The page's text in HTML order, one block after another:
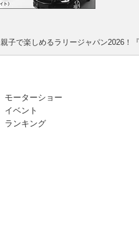
親子で楽しめるラリージャパン2026！
モーターショー
イベント
ランキング